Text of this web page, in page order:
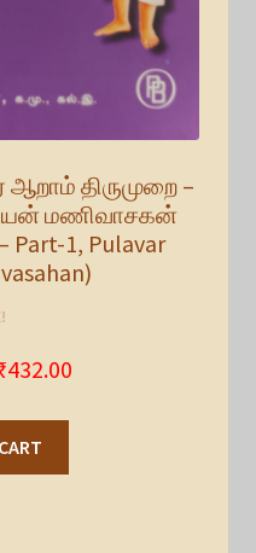
ஆறாம் திருமுறை –
மணிவாசகன்
Part-1, Pulavar
432.00